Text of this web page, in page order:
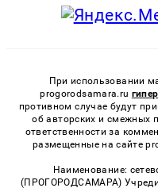
При использовании
progorodsamara.ru
противном случае будут
об авторских и смежных
ответственности за
размещенные на сайте
Наименование:
(ПРОГОРОДСАМАРА)